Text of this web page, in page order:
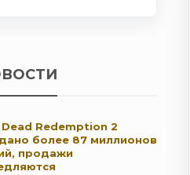
Dead Redemption 2
более 87 миллионов
продажи